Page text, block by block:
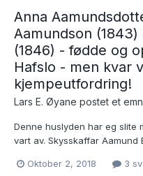
Anna
Aamundson
(1846) - fødde og
Hafslo - men kvar
kjempeutfordring!
Lars E. Øyane postet et
Denne huslyden har eg slite
vart av. Skysskaffar
nemnde: * dotteri Anna i
Oktober 2, 2018 3